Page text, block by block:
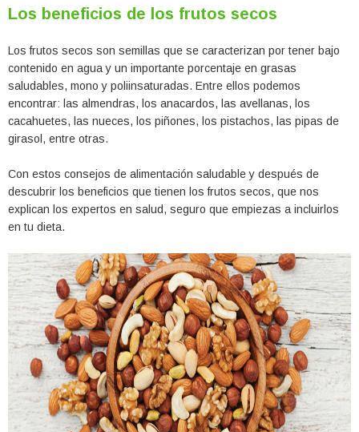
Los beneficios de los frutos secos
Los frutos secos son semillas que se caracterizan por tener bajo
contenido en agua y un importante porcentaje en grasas
saludables, mono y poliinsaturadas. Entre ellos podemos
encontrar: las almendras, los anacardos, las avellanas, los
cacahuetes, las nueces, los piñones, los pistachos, las pipas de
girasol, entre otras.
Con estos consejos de alimentación saludable y después de
descubrir los beneficios que tienen los frutos secos, que nos
explican los expertos en salud, seguro que empiezas a incluirlos
en tu dieta.